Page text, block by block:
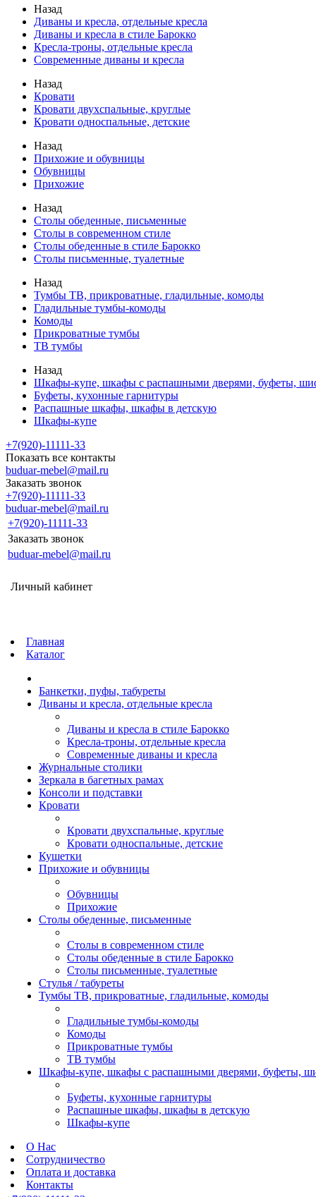
Назад
Диваны и кресла, отдельные кресла
Диваны и кресла в стиле Барокко
Кресла-троны, отдельные кресла
Современные диваны и кресла
Назад
Кровати
Кровати двухспальные, круглые
Кровати односпальные, детские
Назад
Прихожие и обувницы
Обувницы
Прихожие
Назад
Столы обеденные, письменные
Столы в современном стиле
Столы обеденные в стиле Барокко
Столы письменные, туалетные
Назад
Тумбы ТВ, прикроватные, гладильные, комоды
Гладильные тумбы-комоды
Комоды
Прикроватные тумбы
ТВ тумбы
Назад
Шкафы-купе, шкафы с распашными дверями, буфеты,
Буфеты, кухонные гарнитуры
Распашные шкафы, шкафы в детскую
Шкафы-купе
+7(920)-11111-33
Показать все контакты
buduar-mebel@mail.ru
Заказать звонок
+7(920)-11111-33
buduar-mebel@mail.ru
+7(920)-11111-33
Заказать звонок
buduar-mebel@mail.ru
Личный кабинет
Главная
Каталог
Банкетки, пуфы, табуреты
Диваны и кресла, отдельные кресла
Диваны и кресла в стиле Барокко
Кресла-троны, отдельные кресла
Современные диваны и кресла
Журнальные столики
Зеркала в багетных рамах
Консоли и подставки
Кровати
Кровати двухспальные, круглые
Кровати односпальные, детские
Кушетки
Прихожие и обувницы
Обувницы
Прихожие
Столы обеденные, письменные
Столы в современном стиле
Столы обеденные в стиле Барокко
Столы письменные, туалетные
Стулья / табуреты
Тумбы ТВ, прикроватные, гладильные, комоды
Гладильные тумбы-комоды
Комоды
Прикроватные тумбы
ТВ тумбы
Шкафы-купе, шкафы с распашными дверями, буфеты,
Буфеты, кухонные гарнитуры
Распашные шкафы, шкафы в детскую
Шкафы-купе
О Нас
Сотрудничество
Оплата и доставка
Контакты